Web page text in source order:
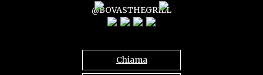
@BOVASTHEGRILL
Chiama